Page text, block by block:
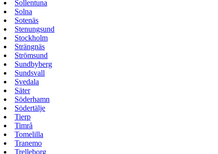
Sollentuna
Solna
Sotenäs
Stenungsund
Stockholm
Strängnäs
Strömsund
Sundbyberg
Sundsvall
Svedala
Säter
Söderhamn
Södertälje
Tierp
Timrå
Tomelilla
Tranemo
Trelleborg